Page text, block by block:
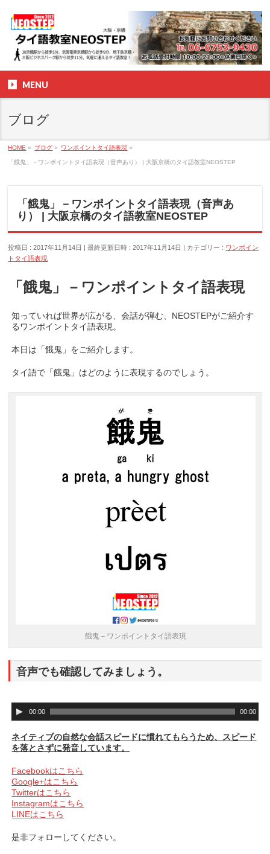
MENU
ブログ
HOME » ブログ » ワンポイントタイ語表現 »
「餓鬼」－ワンポイントタイ語表現（音声あり） | 大阪京橋のタイ語教室NEOSTEP
「餓鬼」－ワンポイントタイ語表現（音声あ
り） | 大阪京橋のタイ語教室NEOSTEP
投稿日 : 2017年11月14日 最終更新日時 : 2017年11月14日 カテゴリー : ワンポイン
トタイ語表現
「餓鬼」－ワンポイントタイ語表現
知っていれば世界が広がる、会話が弾む、NEOSTEPがご紹介す
るワンポイントタイ語表現。
本日は「餓鬼」をご紹介します。
タイ語で「餓鬼」はどのように表現するのでしょう。
餓鬼－ワンポイントタイ語表現
音声でも確認してみましょう。
音
声
レ
ー
ー
00:00 00:00
ネイティブの自然な会話スピードに慣れてもらうため、スピード
を落とさずに発音しています。
Facebookはこちら
Google+はこちら
Twitterはこちら
Instagramはこちら
LINEはこちら
是非フォローしてください。